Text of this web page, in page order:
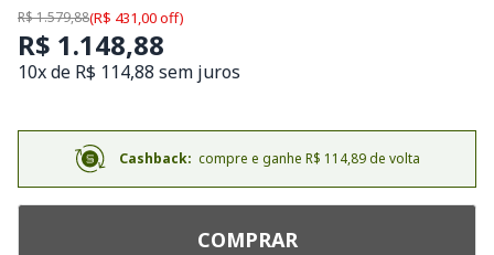
R$ 1.579,88(R$ 431,00 off)
R$ 1.148,88
10x de R$ 114,88 sem juros
Cashback: compre e ganhe R$ 114,89 de volta
COMPRAR